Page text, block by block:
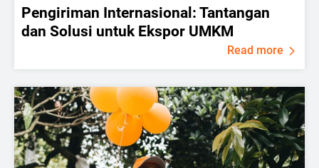
Pengiriman Internasional: Tantangan
dan Solusi untuk Ekspor UMKM
Read more